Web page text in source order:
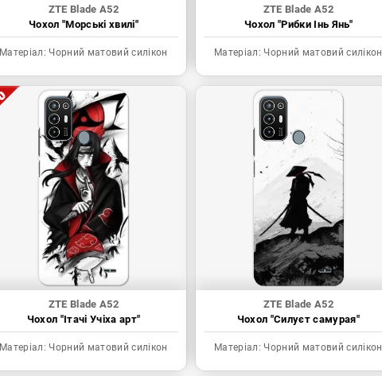
ZTE Blade A52
Чохол "Морські хвилі"
Матеріал: Чорний матовий силікон
ZTE Blade A52
Чохол "Рибки Інь Янь"
Матеріал: Чорний матовий силікон
ZTE Blade A52
Чохол "Ітачі Учіха арт"
Матеріал: Чорний матовий силікон
ZTE Blade A52
Чохол "Силуєт самурая"
Матеріал: Чорний матовий силікон